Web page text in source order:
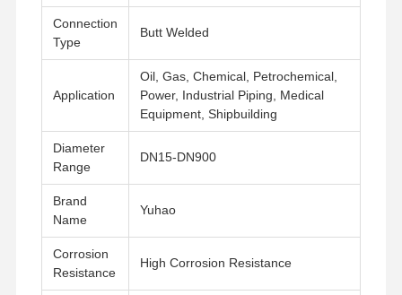
Έλεγχος
Όλες Οι
Περιπτώσεις
Τεχνουργήματα για σωλήνες από ανοξείδωτο χάλυβα
Τεχνουργήματα για σωλήνες από ανοξείδωτο χάλυβα
Connection
Type
Butt Welded
Application
Oil, Gas, Chemical, Petrochemical,
Power, Industrial Piping, Medical
Equipment, Shipbuilding
Diameter
Range
DN15-DN900
Brand
Name
Yuhao
Corrosion
Resistance
High Corrosion Resistance